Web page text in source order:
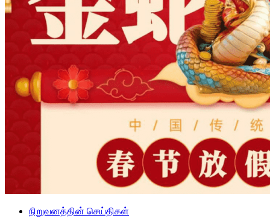
நிறுவனத்தின் செய்திகள்